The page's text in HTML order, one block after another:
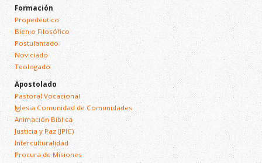
Formación
Propedéutico
Bienio Filosófico
Postulantado
Noviciado
Teologado
Apostolado
Pastoral Vocacional
Iglesia Comunidad de Comunidades
Animación Bíblica
Justicia y Paz (JPIC)
Interculturalidad
Procura de Misiones